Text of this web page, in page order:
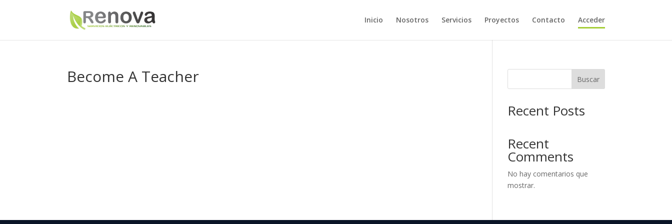
Inicio Nosotros Servicios Proyectos Contacto Acceder
Become A Teacher Buscar
Recent Posts
Recent
Comments
No hay comentarios que
mostrar.